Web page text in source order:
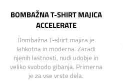
BOMBAŽNA T-SHIRT MAJICA
ACCELERATE
Bombažna T-shirt majica je
lahkotna in moderna. Zaradi
njenih lastnosti, nudi udobje in
veliko svobodo gibanja. Primerna
je za vse vrste dela.